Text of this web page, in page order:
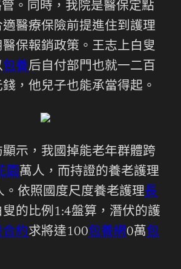
管。同時，我院是醫保定點
醫療保險前提進住到護理
醫保報銷政策。王志上白叟
包養后自付部門也就一二百
錢，他兒子也能承當得起。
顯示，我國掉能老年群體跨
園萬人，而持證的養老護理
。依照國度尺度養老護理長
叟的比例1:4盤算，潛伏的護
合約求將達100包養網0萬包